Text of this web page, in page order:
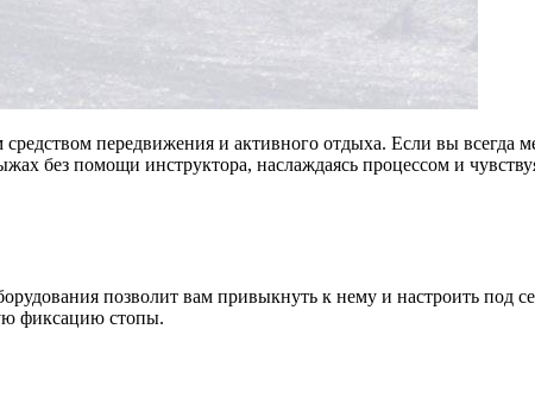
передвижения и активного отдыха. Если вы всегда
без помощи инструктора, наслаждаясь процессом и
позволит вам привыкнуть к нему и настроить под
фиксацию стопы.